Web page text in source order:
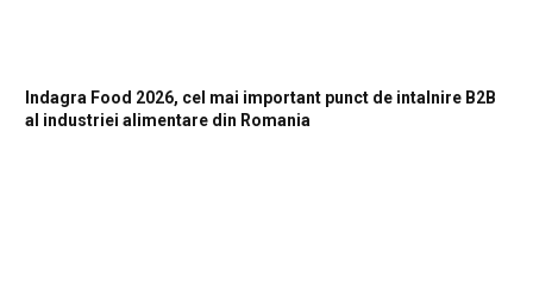
Indagra Food 2026, cel mai important punct de intalnire B2B
al industriei alimentare din Romania